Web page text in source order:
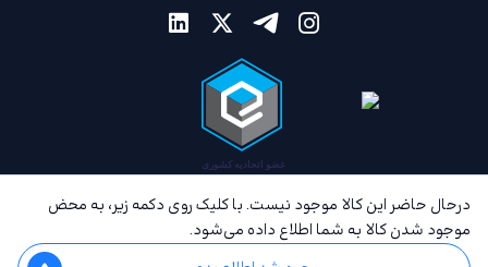
درحال حاضر این کالا موجود نیست. با کلیک روی دکمه زیر، به محض
موجود شدن کالا به شما اطلاع داده می‌شود.